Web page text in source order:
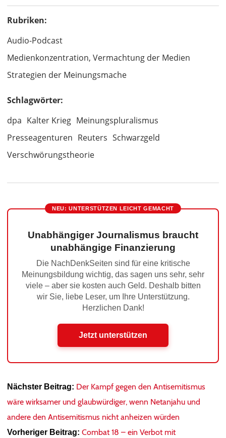
Rubriken:
Audio-Podcast
Medienkonzentration, Vermachtung der Medien
Strategien der Meinungsmache
Schlagwörter:
dpa Kalter Krieg Meinungspluralismus
Presseagenturen Reuters Schwarzgeld
Verschwörungstheorie
NEU: UNTERSTÜTZEN LEICHT GEMACHT
Unabhängiger Journalismus braucht
unabhängige Finanzierung
Die NachDenkSeiten sind für eine kritische
Meinungsbildung wichtig, das sagen uns sehr, sehr
viele – aber sie kosten auch Geld. Deshalb bitten
wir Sie, liebe Leser, um Ihre Unterstützung.
Herzlichen Dank!
Jetzt unterstützen
Nächster Beitrag: Der Kampf gegen den Antisemitismus
wäre wirksamer und glaubwürdiger, wenn Netanjahu und
andere den Antisemitismus nicht anheizen würden
Vorheriger Beitrag: Combat 18 – ein Verbot mit